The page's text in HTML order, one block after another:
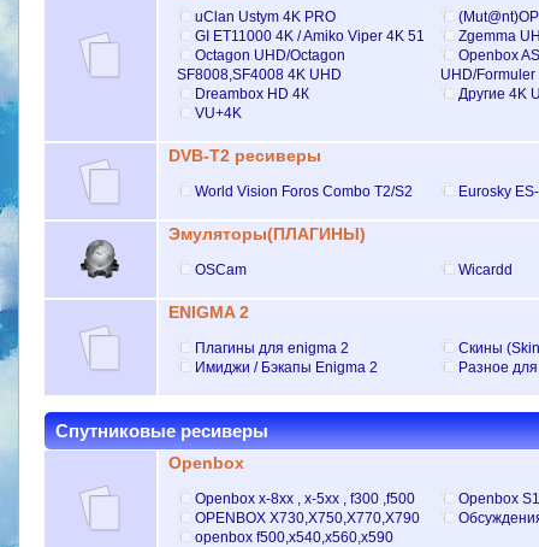
uClan Ustym 4K PRO
GI ET11000 4K / Amiko Viper 4K 51
Octagon UHD/Octagon
SF8008,SF4008 4K UHD
Dreambox HD 4К
VU+4K
Zgemma
Openbox
UHD/Formuler
Другие 4K
DVB-T2 ресиверы
World Vision Foros Combo T2/S2 Eurosky
Эмуляторы(ПЛАГИНЫ)
OSCam Wicardd
ENIGMA 2
Плагины для enigma 2
Имиджи / Бэкапы Enigma 2
Скины
Разное
Cпутниковые ресиверы
Openbox
Openbox х-8хх , х-5хх , f300 ,f500
OPENBOX Х730,Х750,X770,Х790
openbox f500,x540,x560,x590
Openbox S1